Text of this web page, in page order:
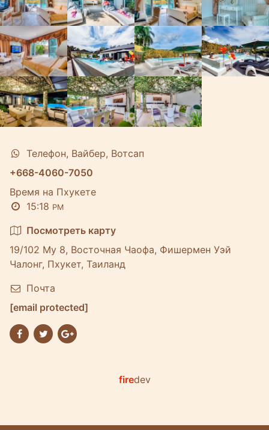
Телефон, Вайбер, Вотсап
+668-4060-7050
Время на Пхукете
15:18 PM
Посмотреть карту
19/102 Му 8, Восточная Чаофа, Фишермен Уэй
Чалонг, Пхукет, Таиланд
Почта
[email protected]
firedev